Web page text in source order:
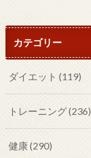
カテゴリー
ダイエット (119)
トレーニング(236)
健康(290)